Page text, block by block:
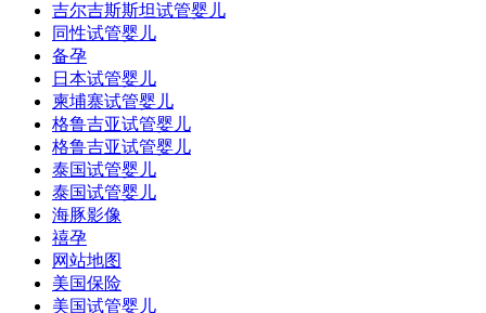
吉尔吉斯斯坦试管婴儿
同性试管婴儿
备孕
日本试管婴儿
柬埔寨试管婴儿
格鲁吉亚试管婴儿
格鲁吉亚试管婴儿
泰国试管婴儿
泰国试管婴儿
海豚影像
禧孕
网站地图
美国保险
美国试管婴儿